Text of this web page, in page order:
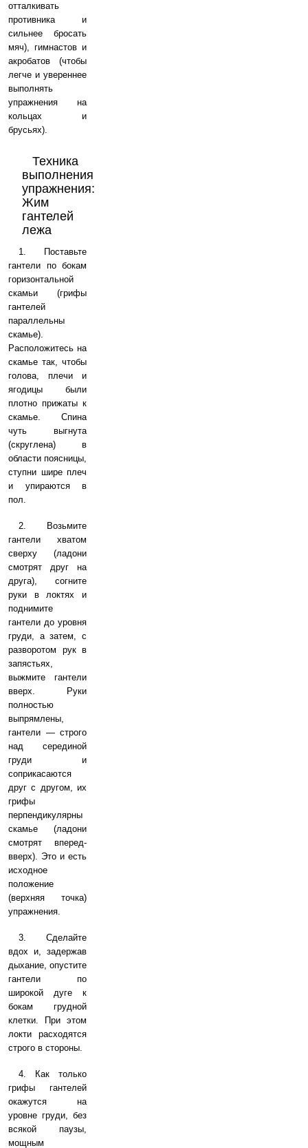
отталкивать
противника и
сильнее бросать
мяч), гимнастов и
акробатов (чтобы
легче и увереннее
выполнять
упражнения на
кольцах и
брусьях).
Техника
выполнения
упражнения:
Жим
гантелей
лежа
1. Поставьте
гантели по бокам
горизонтальной
скамьи (грифы
гантелей
параллельны
скамье).
Расположитесь на
скамье так, чтобы
голова, плечи и
ягодицы были
плотно прижаты к
скамье. Спина
чуть выгнута
(скруглена) в
области поясницы,
ступни шире плеч
и упираются в
пол.
2. Возьмите
гантели хватом
сверху (ладони
смотрят друг на
друга), согните
руки в локтях и
поднимите
гантели до уровня
груди, а затем, с
разворотом рук в
запястьях,
выжмите гантели
вверх. Руки
полностью
выпрямлены,
гантели — строго
над серединой
груди и
соприкасаются
друг с другом, их
грифы
перпендикулярны
скамье (ладони
смотрят вперед-
вверх). Это и есть
исходное
положение
(верхняя точка)
упражнения.
3. Сделайте
вдох и, задержав
дыхание, опустите
гантели по
широкой дуге к
бокам грудной
клетки. При этом
локти расходятся
строго в стороны.
4. Как только
грифы гантелей
окажутся на
уровне груди, без
всякой паузы,
мощным